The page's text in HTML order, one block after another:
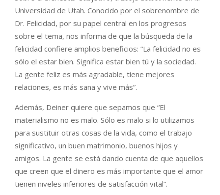
Universidad de Utah. Conocido por el sobrenombre de
Dr. Felicidad, por su papel central en los progresos
sobre el tema, nos informa de que la búsqueda de la
felicidad confiere amplios beneficios: “La felicidad no es
sólo el estar bien. Significa estar bien tú y la sociedad.
La gente feliz es más agradable, tiene mejores
relaciones, es más sana y vive más”.
Además, Deiner quiere que sepamos que “El
materialismo no es malo. Sólo es malo si lo utilizamos
para sustituir otras cosas de la vida, como el trabajo
significativo, un buen matrimonio, buenos hijos y
amigos. La gente se está dando cuenta de que aquellos
que creen que el dinero es más importante que el amor
tienen niveles inferiores de satisfacción vital”.